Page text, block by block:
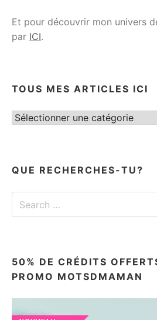
Et pour découvrir mon univers
par ICI.
TOUS MES ARTICLES ICI
Tous
QUE RECHERCHES-TU?
Search
for:
50% DE CRÉDITS
PROMO MOTSDMAMAN